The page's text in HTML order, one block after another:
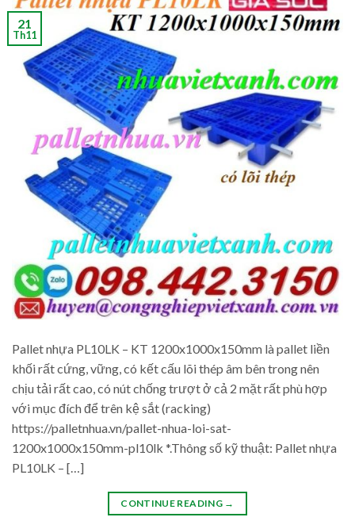
21
Th11
Pallet nhựa PL10LK – KT 1200x1000x150mm là pallet liền
khối rất cứng, vững, có kết cấu lõi thép âm bên trong nên
chịu tải rất cao, có nút chống trượt ở cả 2 mặt rất phù hợp
với mục đích để trên kệ sắt (racking)
https://palletnhua.vn/pallet-nhua-loi-sat-
1200x1000x150mm-pl10lk *.Thông số kỹ thuật: Pallet nhựa
PL10LK – […]
CONTINUE READING →